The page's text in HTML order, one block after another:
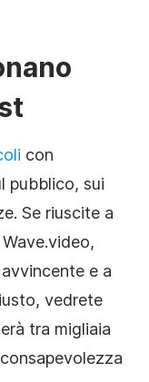
con
pubblico, sui
Se riuscite a
e a
vedrete
tra migliaia